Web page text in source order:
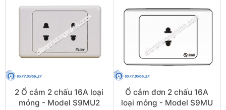
2 Ổ cắm 2 chấu 16A loại
mỏng - Model S9MU2
Ổ cắm đơn 2 chấu 16A
loại mỏng - Model S9MU